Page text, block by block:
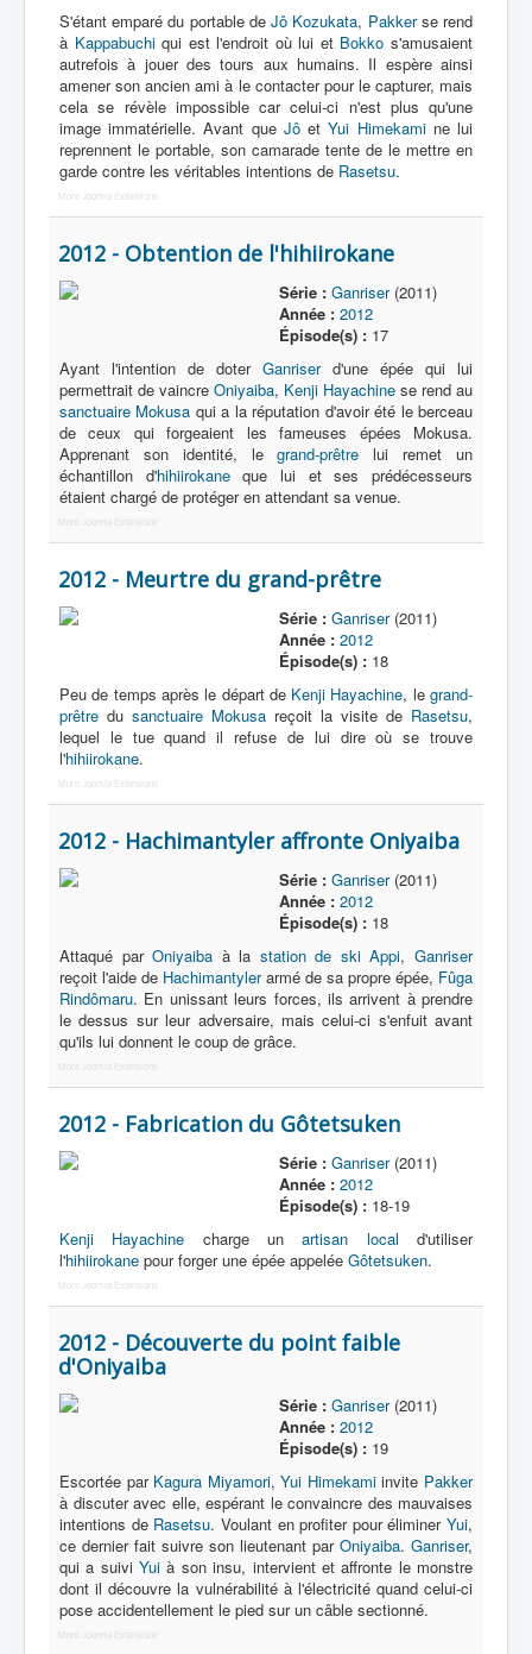
S'étant emparé du portable deJô Kozukata, Pakkerse rend
à Kappabuchiqui est l'endroit où lui et Bokko s'amusaient
autrefois à jouer des tours aux humains. Il espère ainsi
amener son ancien ami à le contacter pour le capturer, mais
cela se révèle impossible car celui-ci n'est plus qu'une
image immatérielle. Avant que JôetYui Himekamine lui
reprennent le portable, son camarade tente de le mettre en
garde contre les véritables intentions de Rasetsu.
More Joomla Extensions
2012 - Obtention de l'hihiirokane
Série : Ganriser(2011)
Année : 2012
Épisode(s) : 17
Ayant l'intention de doter Ganriserd'une épée qui lui
permettrait de vaincre Oniyaiba, Kenji Hayachine se rend au
sanctuaire Mokusa qui a la réputation d'avoir été le berceau
de ceux qui forgeaient les fameuses épées Mokusa.
Apprenant son identité, legrand-prêtre lui remet un
échantillon d'hihiirokaneque lui et ses prédécesseurs
étaient chargé de protéger en attendant sa venue.
More Joomla Extensions
2012 - Meurtre du grand-prêtre
Série : Ganriser(2011)
Année : 2012
Épisode(s) : 18
Peu de temps après le départ de Kenji Hayachine, legrand-
prêtre du sanctuaire Mokusa reçoit la visite de Rasetsu,
lequel le tue quand il refuse de lui dire où se trouve
l'hihiirokane.
More Joomla Extensions
2012 - Hachimantyler affronte Oniyaiba
Série : Ganriser(2011)
Année : 2012
Épisode(s) : 18
Attaqué parOniyaiba à la station de ski Appi,Ganriser
reçoit l'aide de Hachimantylerarmé de sa propre épée, Fûga
Rindômaru. En unissant leurs forces, ils arrivent à prendre
le dessus sur leur adversaire, mais celui-ci s'enfuit avant
qu'ils lui donnent le coup de grâce.
More Joomla Extensions
2012 - Fabrication du Gôtetsuken
Série : Ganriser(2011)
Année : 2012
Épisode(s) : 18-19
Kenji Hayachine charge unartisan local d'utiliser
l'hihiirokane pour forger une épée appelée Gôtetsuken.
More Joomla Extensions
2012 - Découverte du point faible
d'Oniyaiba
Série : Ganriser(2011)
Année : 2012
Épisode(s) : 19
Escortée par Kagura Miyamori,Yui Himekamiinvite Pakker
à discuter avec elle, espérant le convaincre des mauvaises
intentions de Rasetsu. Voulant en profiter pour éliminer Yui,
ce dernier fait suivre son lieutenant par Oniyaiba. Ganriser,
qui a suiviYui à son insu, intervient et affronte le monstre
dont il découvre la vulnérabilité à l'électricité quand celui-ci
pose accidentellement le pied sur un câble sectionné.
More Joomla Extensions